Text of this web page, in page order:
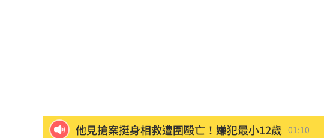
他見搶案挺身相救遭圍毆亡！嫌犯最小12歲 01:10